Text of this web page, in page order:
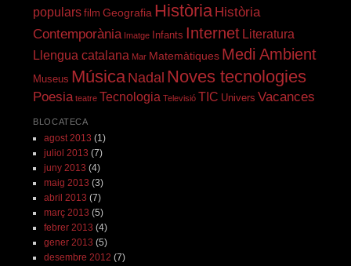
populars film Geografia Història Història
Contemporània Imatge Infants Internet Literatura
Llengua catalana Mar Matemàtiques Medi Ambient
Museus MúsicaNadal Noves tecnologies
Poesia teatre Tecnologia Televisió TIC Univers Vacances
BLOCATECA
agost 2013 (1)
juliol 2013 (7)
juny 2013 (4)
maig 2013 (3)
abril 2013 (7)
març 2013 (5)
febrer 2013 (4)
gener 2013 (5)
desembre 2012 (7)